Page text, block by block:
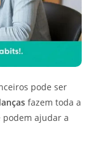
pode ser
fazem toda a
podem ajudar a